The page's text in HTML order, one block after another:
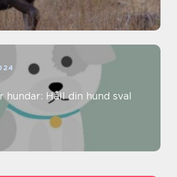
hundar: Håll din hund sval